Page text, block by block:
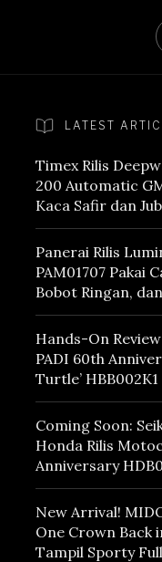
LATEST
Timex Rilis
200 Automatic
Kaca Safir dan
Bracelet
Panerai Rilis
PAM01707 Pakai
Bobot Ringan,
Vintage Vibes
Hands-On
PADI 60th
Turtle’
Edition
Coming Soon:
Honda Rilis
Anniversary
Edition
New Arrival!
One Crown Back
Tampil Sporty